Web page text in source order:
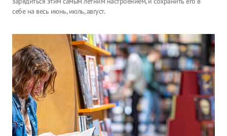
себе на весь июнь, июль, август.